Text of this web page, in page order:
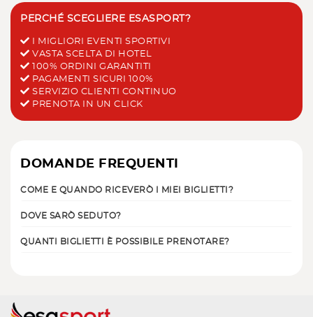
PERCHÉ SCEGLIERE ESASPORT?
I MIGLIORI EVENTI SPORTIVI
VASTA SCELTA DI HOTEL
100% ORDINI GARANTITI
PAGAMENTI SICURI 100%
SERVIZIO CLIENTI CONTINUO
PRENOTA IN UN CLICK
DOMANDE FREQUENTI
COME E QUANDO RICEVERÒ I MIEI BIGLIETTI?
DOVE SARÒ SEDUTO?
QUANTI BIGLIETTI È POSSIBILE PRENOTARE?